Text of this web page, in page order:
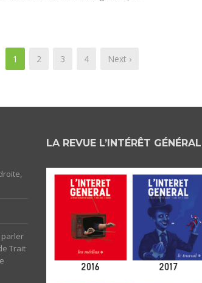
1 2 3 4 Next ›
parler
Trait
LA REVUE L’INTÉRÊT GÉNÉRAL